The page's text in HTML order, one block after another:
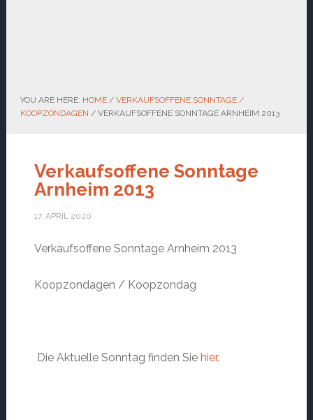
YOU ARE HERE: HOME / VERKAUFSOFFENE SONNTAGE /
KOOPZONDAGEN /VERKAUFSOFFENE SONNTAGE ARNHEIM 2013
Verkaufsoffene Sonntage
Arnheim 2013
17. APRIL 2020
Verkaufsoffene Sonntage Arnheim 2013
Koopzondagen / Koopzondag
Die Aktuelle Sonntag finden Sie hier.